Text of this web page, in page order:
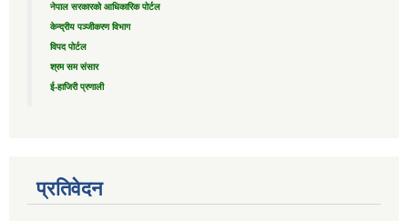
नेपाल सरकारको आधिकारिक पोर्टल
केन्द्रीय पञ्जीकरण विभाग
विपद पोर्टल
श्रम सम संसार
ई-हाजिरी प्रणाली
प्रतिवेदन